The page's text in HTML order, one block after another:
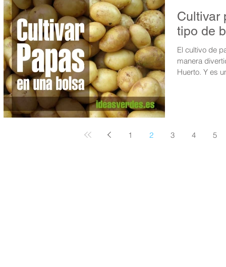
Cultivar
tipo de
El cultivo de
manera
Huerto. Y es
1 2 3 4 5